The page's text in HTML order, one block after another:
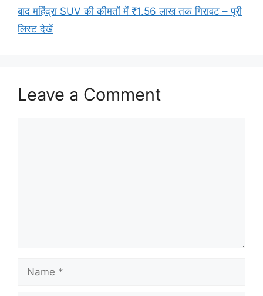
बाद महिंद्रा SUV की कीमतों में ₹1.56 लाख तक गिरावट – पूरी
लिस्ट देखें
Leave a Comment